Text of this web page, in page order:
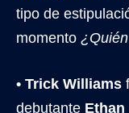
tipo de
momento
• Trick Williams
debutante Ethan